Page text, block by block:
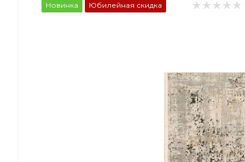
Новинка Юбилейная скидка